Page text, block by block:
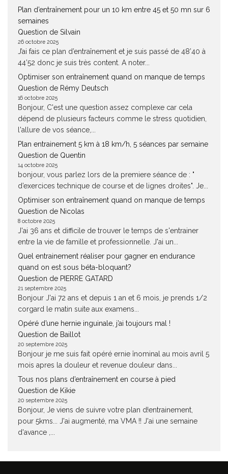
Plan d’entraînement pour un 10 km entre 45 et 50 mn sur 6
semaines
Question de Silvain
26 octobre 2025
J’ai fais ce plan d’entraînement et je suis passé de 48’40 à
44’52 donc je suis très content. A noter...
Optimiser son entraînement quand on manque de temps
Question de Rémy Deutsch
16 octobre 2025
Bonjour, C'est une question assez complexe car cela
dépend de plusieurs facteurs comme le stress quotidien,
l'allure de vos séance,...
Plan entrainement 5 km à 18 km/h, 5 séances par semaine
Question de Quentin
14 octobre 2025
bonjour, vous parlez lors de la premiere séance de : "
d’exercices technique de course et de lignes droites". Je...
Optimiser son entraînement quand on manque de temps
Question de Nicolas
8 octobre 2025
J'ai 36 ans et difficile de trouver le temps de s'entrainer
entre la vie de famille et professionnelle. J'ai un...
Quel entrainement réaliser pour gagner en endurance
quand on est sous béta-bloquant?
Question de PIERRE GATARD
21 septembre 2025
Bonjour J'ai 72 ans et depuis 1 an et 6 mois, je prends 1/2
corgard le matin suite aux examens...
Opéré d’une hernie inguinale, j’ai toujours mal !
Question de Baillot
20 septembre 2025
Bonjour je me suis fait opéré ernie înominal au mois avril 5
mois apres la douleur et revenue douleur dans...
Tous nos plans d’entraînement en course à pied
Question de Kikie
20 septembre 2025
Bonjour, Je viens de suivre votre plan d!entrainement,
pour 5kms... J'ai augmenté, ma VMA !! J'ai une semaine
d'avance ,...